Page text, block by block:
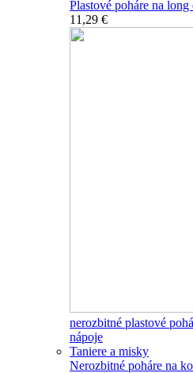
Plastové poháre na
11,29 €
nerozbitné plastové
nápoje
Taniere a misky
Nerozbitné poháre na